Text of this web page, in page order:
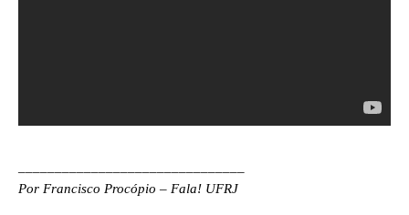
Por Francisco Procópio – Fala! UFRJ